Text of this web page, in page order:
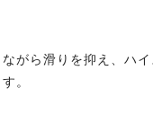
がら滑りを抑え、ハ
。